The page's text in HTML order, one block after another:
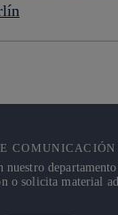
COMUNICACIÓN
nuestro
o solicita material